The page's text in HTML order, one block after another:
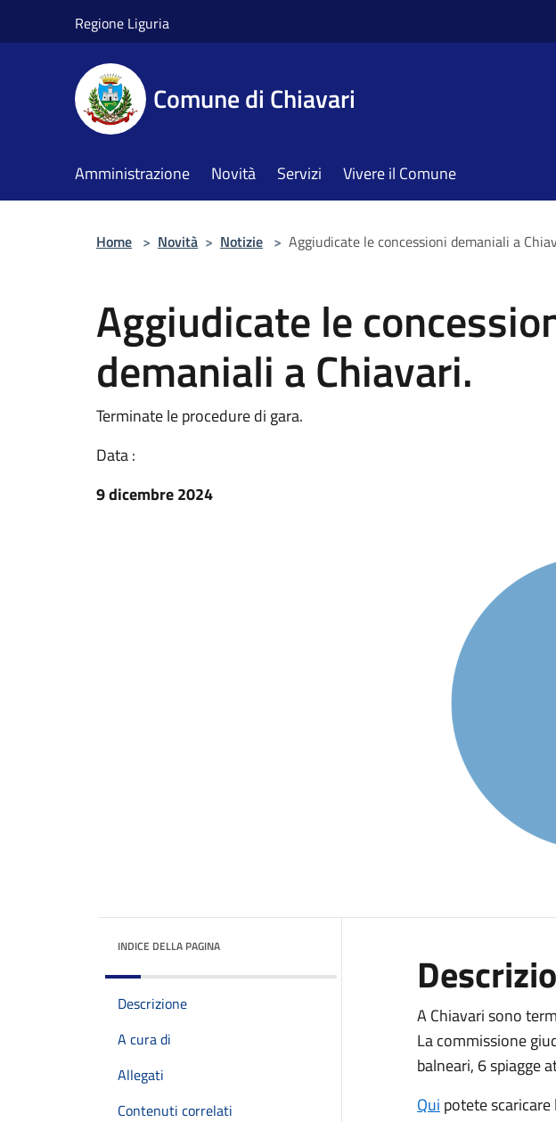
Regione Liguria
Comune di Chiavari
Amministrazione Novità Servizi Vivere il Comune
Home > Novità > Notizie > Aggiudicate le concessioni demaniali a
Aggiudicate le
demaniali a Chiavari.
Terminate le procedure di gara.
Data :
9 dicembre 2024
INDICE DELLA PAGINA
Descrizione
A cura di
Allegati
Contenuti correlati
A Chiavari sono
La commissione
balneari, 6 spiagge
Qui potete